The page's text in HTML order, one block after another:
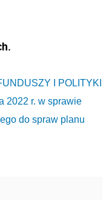
I POLITYKI
2022 r. w sprawie
do spraw planu